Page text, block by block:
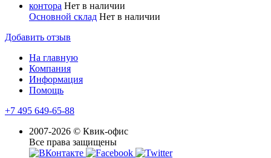
контора Нет в наличии
Основной склад Нет в наличии
Добавить отзыв
На главную
Компания
Информация
Помощь
+7 495 649-65-88
2007-2026 © Квик-офис
Все права защищены